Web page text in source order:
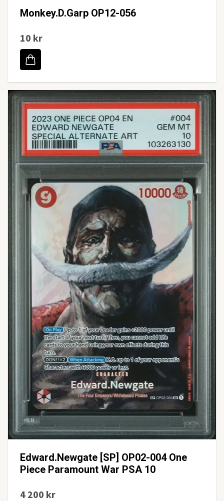
Monkey.D.Garp OP12-056
10 kr
Edward.Newgate [SP] OP02-004 One
Piece Paramount War PSA 10
4 200 kr